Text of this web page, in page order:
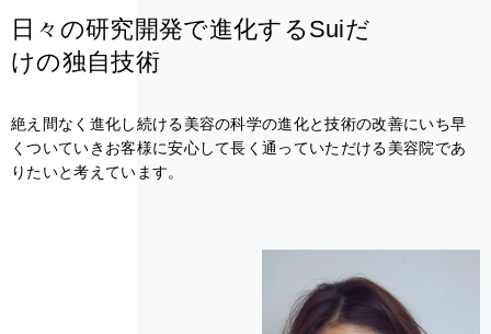
日々の研究開発で進化するSuiだ
けの独自技術
絶え間なく進化し続ける美容の科学の進化と技術の改善にいち早
くついていきお客様に安心して長く通っていただける美容院であ
りたいと考えています。